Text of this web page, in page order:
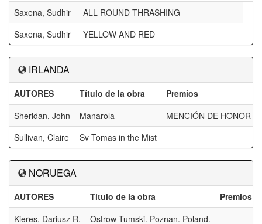
Saxena, Sudhir
ALL ROUND THRASHING
Saxena, Sudhir
YELLOW AND RED
IRLANDA
AUTORES Título de la obra
Premios
Sheridan, John
Manarola
MENCIÓN DE HONOR
Sullivan, Claire
Sv Tomas in the Mist
NORUEGA
AUTORES Título de la obra
Premios
Kieres, Dariusz R.
Ostrow Tumski. Poznan. Poland.